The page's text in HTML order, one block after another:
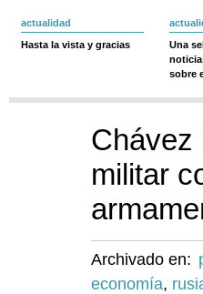
actualidad
Hasta la vista y gracias
Una
sobre
Chávez
militar
Archivado en:
economía,